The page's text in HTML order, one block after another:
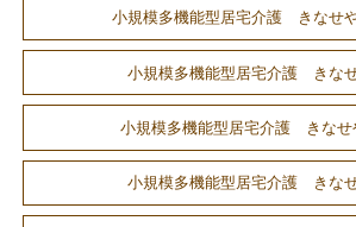
小規模多機能型居宅介護 きなせ
小規模多機能型居宅介護 きな
小規模多機能型居宅介護 きなせ
小規模多機能型居宅介護 きな